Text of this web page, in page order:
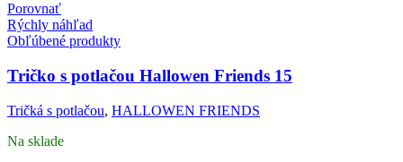
Porovnať
Rýchly náhľad
Obľúbené produkty
Tričko s potlačou Hallowen Friends 15
Tričká s potlačou, HALLOWEN FRIENDS
Na sklade